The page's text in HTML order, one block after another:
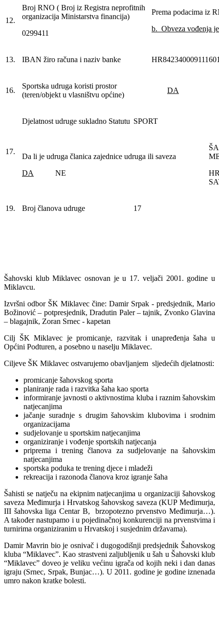
12.
Broj RNO ( Broj iz Registra neprofitnih
organizacija Ministarstva financija)
0299411
Prema podacima iz
b. Obveza vođenja
13. IBAN žiro računa i naziv banke
16.
Sportska udruga koristi prostor
(teren/objekt u vlasništvu općine)
DA
17.
Djelatnost udruge sukladno Statutu SPORT
Da li je udruga članica zajednice udruga ili saveza
DA
NE
19. Broj članova udruge 17
Šahovski klub Miklavec osnovan je u 17. veljači 2001. godine u
Miklavcu.
Izvršni odbor ŠK Miklavec čine: Damir Srpak - predsjednik, Mario
Božinović – potpresjednik, Dradutin Paler – tajnik, Zvonko Glavina
– blagajnik, Zoran Srnec - kapetan
Cilj ŠK Miklavec je promicanje, razvitak i unapređenja šaha u
Općini Podturen, a posebno u naselju Miklavec.
Ciljeve ŠK Miklavec ostvarujemo obavljanjem sljedećih djelatnosti:
promicanje šahovskog sporta
planiranje rada i razvitka šaha kao sporta
informiranje javnosti o aktivnostima kluba i raznim šahovskim
natjecanjima
jačanje suradnje s drugim šahovskim klubovima i srodnim
organizacijama
sudjelovanje u sportskim natjecanjima
organiziranje i vođenje sportskih natjecanja
priprema i trening članova za sudjelovanje na šahovskim
natjecanjima
sportska poduka te trening djece i mladeži
rekreacija i razonoda članova kroz igranje šaha
Šahisti se natječu na ekipnim natjecanjima u organizaciji šahovskog
saveza Međimurja i Hrvatskog šahovskog saveza (KUP Međimurja,
III šahovska liga Centar B, brzopotezno prvenstvo Međimurja…).
A također nastupamo i u pojedinačnoj konkurenciji na prvenstvima i
turnirima organiziranim u Hrvatskoj i susjednim državama).
Damir Mavrin bio je osnivač i dugogodišnji predsjednik Šahovskog
kluba “Miklavec”. Kao strastveni zaljubljenik u šah u Šahovski klub
“Miklavec” doveo je veliku većinu igrača od kojih neki i dan danas
igraju (Srnec, Srpak, Bunjac…). U 2011. godine je godine iznenada
umro nakon kratke bolesti.